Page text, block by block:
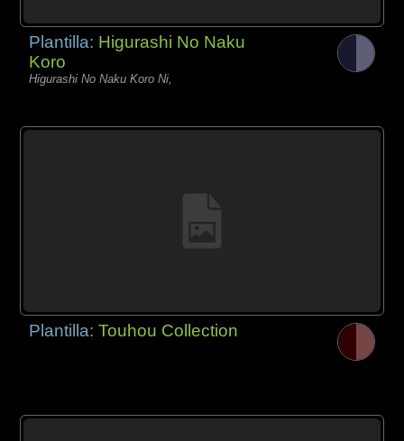
Plantilla: Higurashi No Naku
Koro
Higurashi No Naku Koro Ni,
Plantilla:Touhou Collection